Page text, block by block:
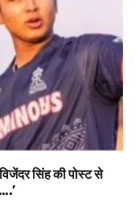
सिंह की पोस्ट से